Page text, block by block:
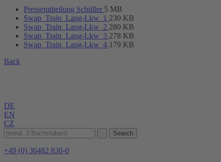
Pressemitteilung Schüller 5 MB
Swap_Train_Lang-Lkw_1 230 KB
Swap_Train_Lang-Lkw_2 280 KB
Swap_Train_Lang-Lkw_3 278 KB
Swap_Train_Lang-Lkw_4 179 KB
Back
DE
EN
CZ
+49 (0) 36482 830-0